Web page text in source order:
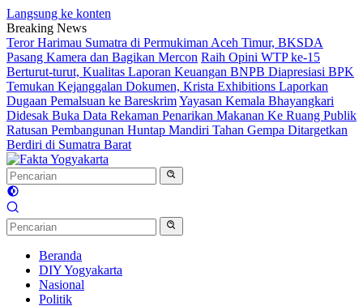
Langsung ke konten
Breaking News
Teror Harimau Sumatra di Permukiman Aceh Timur, BKSDA
Pasang Kamera dan Bagikan Mercon Raih Opini WTP ke-15
Berturut-turut, Kualitas Laporan Keuangan BNPB Diapresiasi BPK
Temukan Kejanggalan Dokumen, Krista Exhibitions Laporkan
Dugaan Pemalsuan ke BareskrimYayasan Kemala Bhayangkari
Didesak Buka Data Rekaman Penarikan Makanan Ke Ruang Publik
Ratusan Pembangunan Huntap Mandiri Tahan Gempa Ditargetkan
Berdiri di Sumatra Barat
Beranda
DIY Yogyakarta
Nasional
Politik